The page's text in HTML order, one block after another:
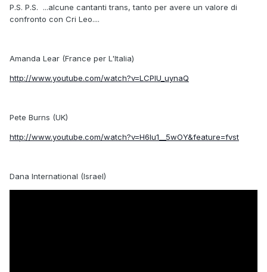
P.S. P.S. ...alcune cantanti trans, tanto per avere un valore di
confronto con Cri Leo....
Amanda Lear (France per L'Italia)
http://www.youtube.com/watch?v=LCPlU_uynaQ
Pete Burns (UK)
http://www.youtube.com/watch?v=H6lu1__5wOY&feature=fvst
Dana International (Israel)